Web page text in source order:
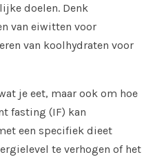
doelen. Denk
van eiwitten voor
van koolhydraten voor
je eet, maar ook om hoe
fasting (IF) kan
een specifiek dieet
te verhogen of het